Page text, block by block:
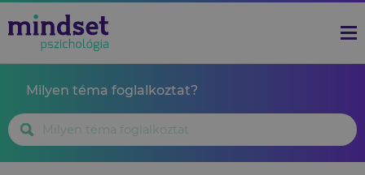
Milyen téma foglalkoztat?